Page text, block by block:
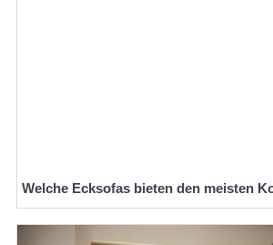
Welche Ecksofas bieten den meisten